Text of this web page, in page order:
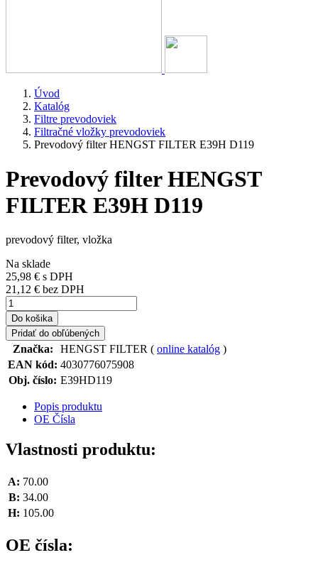
Úvod
Katalóg
Filtre prevodoviek
Filtračné vložky prevodoviek
Prevodový filter HENGST FILTER E39H D119
Prevodový filter HENGST
FILTER E39H D119
prevodový filter, vložka
Na sklade
25,98 € s DPH
21,12 € bez DPH
Do košika
Pridať do obľúbených
Značka: HENGST FILTER ( online katalóg )
EAN kód: 4030776075908
Obj. číslo: E39HD119
Popis produktu
OE Čísla
Vlastnosti produktu:
A: 70.00
B: 34.00
H: 105.00
OE čísla: